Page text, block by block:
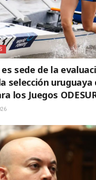
sede de la
selección uruguaya
los Juegos